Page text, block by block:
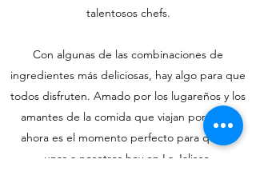
talentosos chefs.
Con algunas de las combinaciones de
ingredientes más deliciosas, hay algo para que
todos disfruten. Amado por los lugareños y los
amantes de la comida que viajan por igual,
ahora es el momento perfecto para que te
unas a nosotros hoy en La Jalisco.